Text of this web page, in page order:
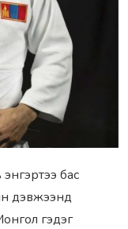
бас
дэвжээнд
гэдэг